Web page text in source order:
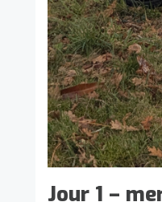
Jour 1 –